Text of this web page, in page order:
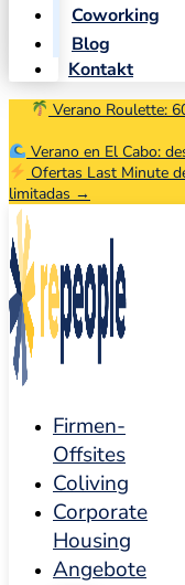
Coworking
Blog
Kontakt
Verano Roulette:
Verano en El Cabo:
Ofertas Last Minute
limitadas →
Firmen-
Offsites
Coliving
Corporate
Housing
Angebote